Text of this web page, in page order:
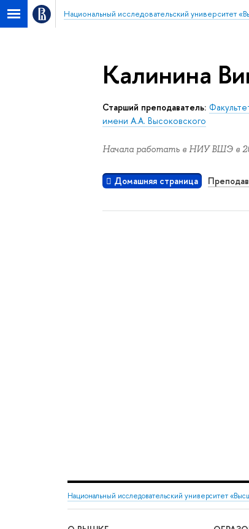
Национальный исследовательский университет
Калинина
Старший преподаватель:
имени А.А. Высоковского
Начала работать в НИУ ВШЭ в
Домашняя страница
Национальный исследовательский университет